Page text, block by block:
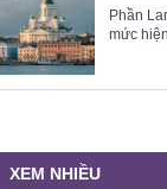
Phần
mức
XEM NHIỀU